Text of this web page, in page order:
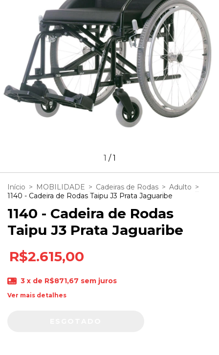
1 /1
Início > MOBILIDADE > Cadeiras de Rodas > Adulto >
1140 - Cadeira de Rodas Taipu J3 Prata Jaguaribe
1140 - Cadeira de Rodas
Taipu J3 Prata Jaguaribe
R$2.615,00
3 x de R$871,67 sem juros
Ver mais detalhes